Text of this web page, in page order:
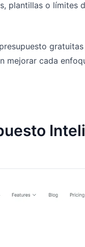
informes y
de
plantillas o límites
mejorar cada